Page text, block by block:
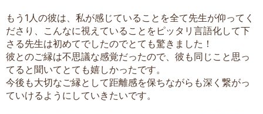
もう1人の彼は、私が感じていることを全て先生が仰ってく
ださり、こんなに視えていることをピッタリ言語化して下
さる先生は初めてでしたのでとても驚きました！
彼とのご縁は不思議な感覚だったので、彼も同じこと思っ
てると聞いてとても嬉しかったです。
今後も大切なご縁として距離感を保ちながらも深く繋がっ
ていけるようにしていきたいです。